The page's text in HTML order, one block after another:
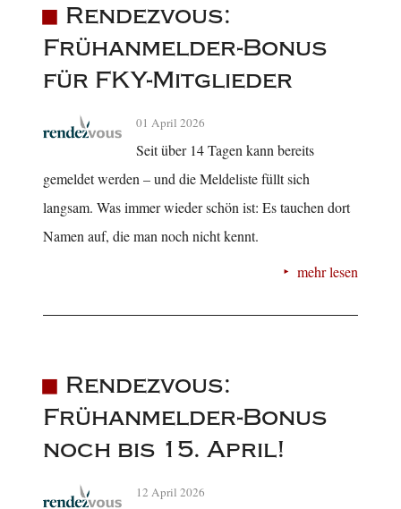
Rendezvous:
Frühanmelder-Bonus
für FKY-Mitglieder
01 April 2026
Seit über 14 Tagen kann bereits
gemeldet werden – und die Meldeliste füllt sich
langsam. Was immer wieder schön ist: Es tauchen dort
Namen auf, die man noch nicht kennt.
mehr lesen
Rendezvous:
Frühanmelder-Bonus
noch bis 15. April!
12 April 2026